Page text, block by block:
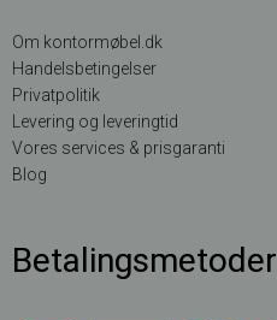
Om kontormøbel.dk
Handelsbetingelser
Privatpolitik
Levering og leveringtid
Vores services & prisgaranti
Blog
Betalingsmetoder